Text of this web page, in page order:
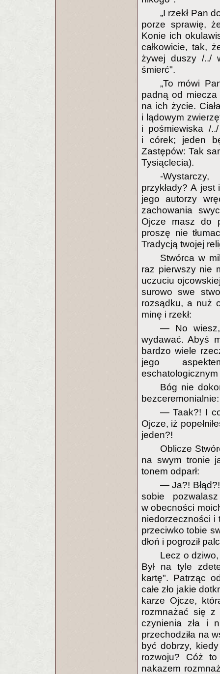
„I rzekł Pan
porze sprawię,
Konie ich
całkowicie, tak,
żywej duszy /../
śmierć".
„To mówi
padną od
na ich życie.
i lądowym
i pośmiewiska /
i córek; jeden
Zastępów: Tak
Tysiąclecia).
-
przykłady? A
jego autorzy
zachowania
Ojcze masz do
proszę nie
Tradycją twojej
Stwórca w
raz pierwszy nie
uczuciu
surowo swe
rozsądku, a nuż
minę i rzekł:
— No
wydawać. Abyś
bardzo wiele
jego
eschatologicznym
Bóg nie
bezceremonialnie:
— Taak?! I
Ojcze, iż
jeden?!
Oblicze
na swym tronie
tonem odparł:
— Ja?!
sobie
w obecności
niedorzeczności i
przeciwko tobie
dłoń i pogroził
Lecz o
Był na tyle
kartę". Patrząc
całe zło jakie
karze Ojcze,
rozmnażać się z
czynienia zła i
przechodziła na
być dobrzy,
rozwoju? Cóż
nakazem